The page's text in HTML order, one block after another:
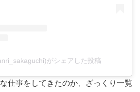
がシェアした投稿
仕事をしてきたのか、ざっくり一覧